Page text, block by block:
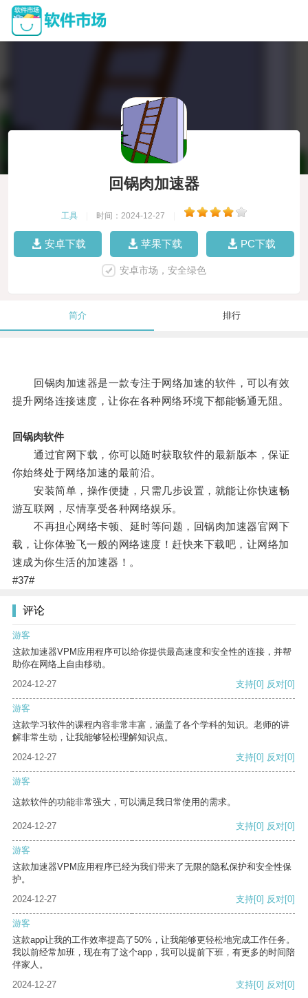
回锅肉加速器
工具 时间：2024-12-27
安卓下载 苹果下载 PC下载
安卓市场，安全绿色
简介 排行
回锅肉加速器是一款专注于网络加速的软件，可以有效
提升网络连接速度，让你在各种网络环境下都能畅通无阻。
回锅肉软件
通过官网下载，你可以随时获取软件的最新版本，保证
你始终处于网络加速的最前沿。
安装简单，操作便捷，只需几步设置，就能让你快速畅
游互联网，尽情享受各种网络娱乐。
不再担心网络卡顿、延时等问题，回锅肉加速器官网下
载，让你体验飞一般的网络速度！赶快来下载吧，让网络加
速成为你生活的加速器！。
#37#
评论
游客
这款加速器VPM应用程序可以给你提供最高速度和安全性的连接，并帮
助你在网络上自由移动。
2024-12-27
支持[0] 反对[0]
游客
这款学习软件的课程内容非常丰富，涵盖了各个学科的知识。老师的讲
解非常生动，让我能够轻松理解知识点。
2024-12-27
支持[0] 反对[0]
游客
这款软件的功能非常强大，可以满足我日常使用的需求。
2024-12-27 支持[0] 反对[0]
游客
这款加速器VPM应用程序已经为我们带来了无限的隐私保护和安全性保
护。
2024-12-27
支持[0] 反对[0]
游客
这款app让我的工作效率提高了50%，让我能够更轻松地完成工作任务。
我以前经常加班，现在有了这个app，我可以提前下班，有更多的时间陪
伴家人。
2024-12-27
支持[0] 反对[0]